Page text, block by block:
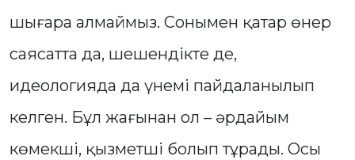
шығара алмаймыз. Сонымен қатар өнер
саясатта да, шешендікте де,
идеологияда да үнемі пайдаланылып
келген. Бұл жағынан ол – әрдайым
көмекші, қызметші болып тұрады. Осы